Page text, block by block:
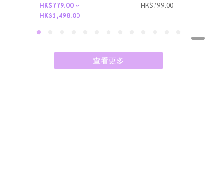
女款） | BR1191 |
HK$779.00 ~
HK$1,498.00
色) | BR1511 |
HK$799.00
查看更多